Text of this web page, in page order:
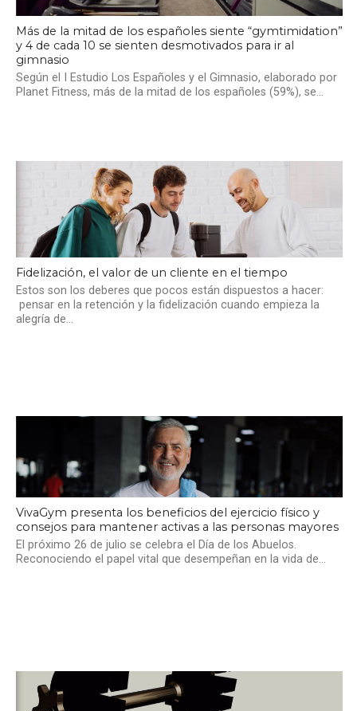
Más de la mitad de los españoles siente “gymtimidation”
y 4 de cada 10 se sienten desmotivados para ir al
gimnasio
Según el I Estudio Los Españoles y el Gimnasio, elaborado por
Planet Fitness, más de la mitad de los españoles (59%), se...
Fidelización, el valor de un cliente en el tiempo
Estos son los deberes que pocos están dispuestos a hacer:
pensar en la retención y la fidelización cuando empieza la
alegría de...
VivaGym presenta los beneficios del ejercicio físico y
consejos para mantener activas a las personas mayores
El próximo 26 de julio se celebra el Día de los Abuelos.
Reconociendo el papel vital que desempeñan en la vida de...